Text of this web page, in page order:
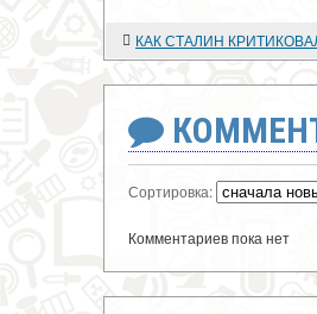
Сортировка:
Комментариев пока нет